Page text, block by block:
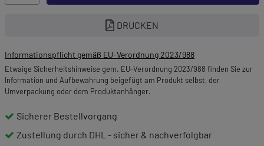
DRUCKEN
Informationspflicht gemäß EU-Verordnung 2023/988
Etwaige Sicherheitshinweise gem. EU-Verordnung 2023/988 finden Sie zur
Information und Aufbewahrung beigefügt am Produkt selbst, der
Umverpackung oder dem Produktanhänger.
Sicherer Bestellvorgang
Zustellung durch DHL - sicher & nachverfolgbar